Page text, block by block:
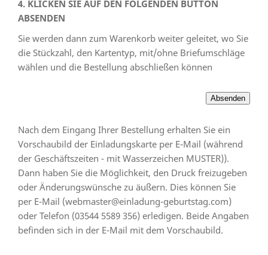
4. KLICKEN SIE AUF DEN FOLGENDEN BUTTON
ABSENDEN
Sie werden dann zum Warenkorb weiter geleitet, wo Sie
die Stückzahl, den Kartentyp, mit/ohne Briefumschläge
wählen und die Bestellung abschließen können
Nach dem Eingang Ihrer Bestellung erhalten Sie ein
Vorschaubild der Einladungskarte per E-Mail (während
der Geschäftszeiten - mit Wasserzeichen MUSTER)).
Dann haben Sie die Möglichkeit, den Druck freizugeben
oder Änderungswünsche zu äußern. Dies können Sie
per E-Mail (webmaster@einladung-geburtstag.com)
oder Telefon (03544 5589 356) erledigen. Beide Angaben
befinden sich in der E-Mail mit dem Vorschaubild.